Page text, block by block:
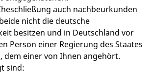
auch nachbeurkunden
nicht die deutsche
besitzen und in Deutschland vor
Person einer Regierung des Staates
dem einer von Ihnen angehört.
sind: